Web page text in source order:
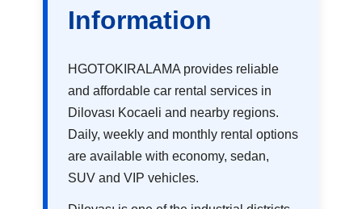
Information
HGOTOKIRALAMA provides reliable
and affordable car rental services in
Dilovası Kocaeli and nearby regions.
Daily, weekly and monthly rental options
are available with economy, sedan,
SUV and VIP vehicles.